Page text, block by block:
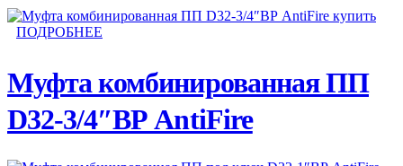
ПОДРОБНЕЕ
Муфта комбинированная ПП
D32-3/4″ВР AntiFire